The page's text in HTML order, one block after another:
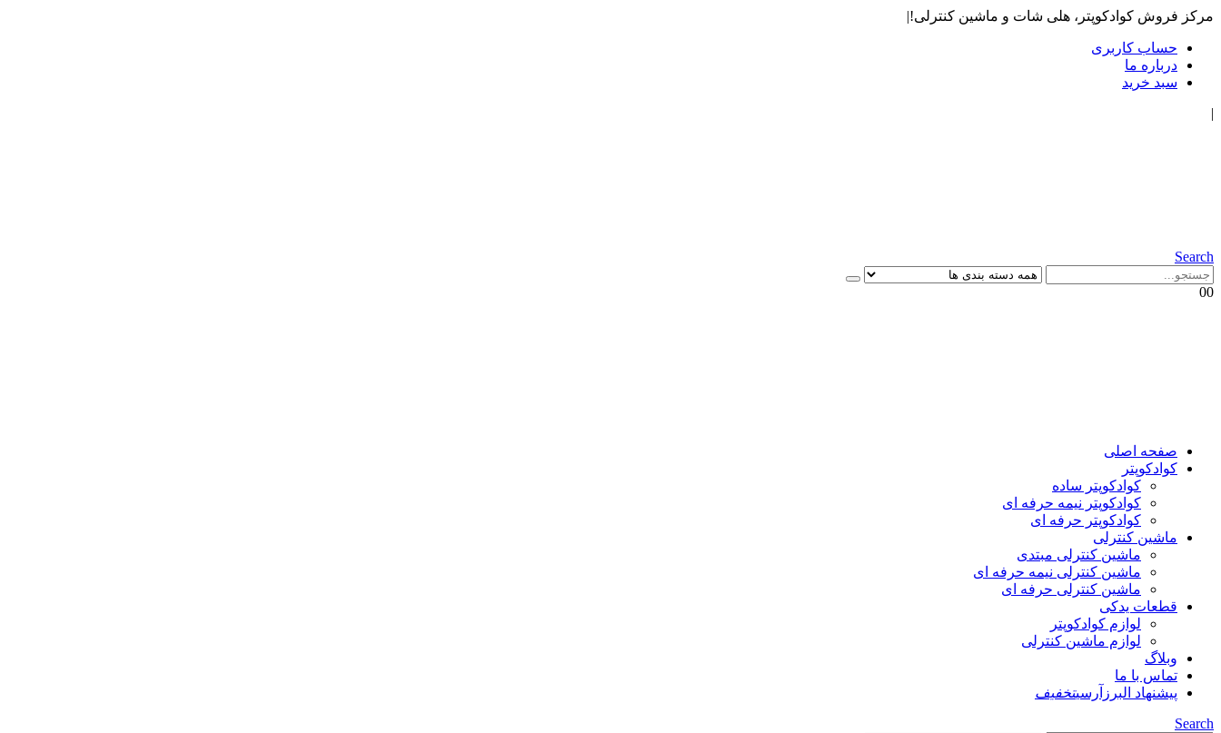
مرکز فروش کوادکوپتر، هلی شات و ماشین کنترلی!|
حساب کاربری
درباره ما
سبد خرید
|
Search
00
صفحه اصلی
کوادکوپتر
کوادکوپتر ساده
کوادکوپتر نیمه حرفه ای
کوادکوپتر حرفه ای
ماشین کنترلی
ماشین کنترلی مبتدی
ماشین کنترلی نیمه حرفه ای
ماشین کنترلی حرفه ای
قطعات یدکی
لوازم کوادکوپتر
لوازم ماشین کنترلی
وبلاگ
تماس با ما
پیشنهاد البرزآرسیتخفیف
Search